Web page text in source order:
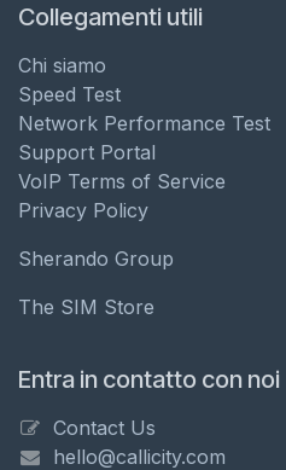
Collegamenti utili
Chi siamo
Speed Test
Network Performance Test
Support Portal
VoIP Terms of Service
Privacy Policy
Sherando Group
The SIM Store
Entra in contatto con noi
Contact Us
hello@callicity.com